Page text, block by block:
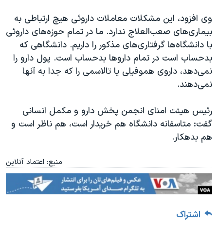
وی افزود، این مشکلات معاملات داروئی هیچ ارتباطی به
بیماری‌های صعب‌العلاج ندارد. ما در تمام حوزه‌های داروئی
با دانشگاه‌ها گرفتاری‌های مذکور را داریم. دانشگاهی که
بدحساب است در تمام داروها بدحساب است. پول دارو را
نمی‌دهد، داروی هموفیلی یا تالاسمی را که جدا به آنها
نمی‌دهند.
رئیس هیئت امنای انجمن پخش دارو و مکمل انسانی
گفت: متاسفانه دانشگاه هم خریدار است، هم ناظر است و
هم بدهکار.
منبع: اعتماد آنلاین
اشتراک